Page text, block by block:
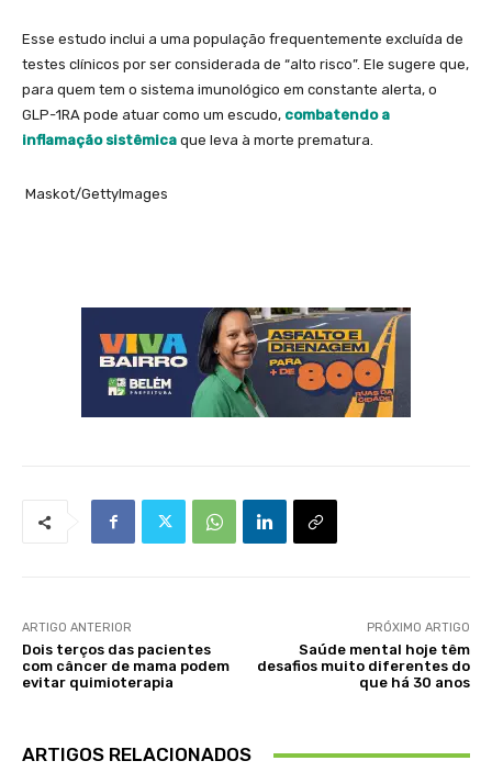
Esse estudo inclui a uma população frequentemente excluída de
testes clínicos por ser considerada de “alto risco”. Ele sugere que,
para quem tem o sistema imunológico em constante alerta, o
GLP-1RA pode atuar como um escudo, combatendo a
inflamação sistêmica que leva à morte prematura.
Maskot/GettyImages
ARTIGO ANTERIOR
Dois terços das pacientes
com câncer de mama podem
evitar quimioterapia
PRÓXIMO ARTIGO
Saúde mental hoje têm
desafios muito diferentes do
que há 30 anos
ARTIGOS RELACIONADOS